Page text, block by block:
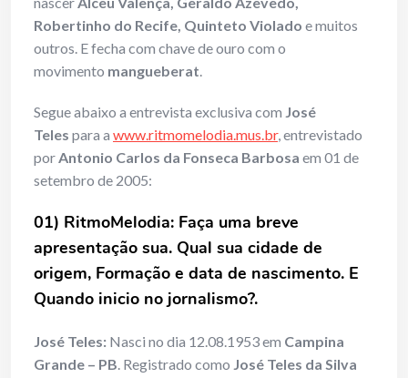
Robertinho do Recife, Quinteto Violado e muitos
outros. E fecha com chave de ouro com o
movimento mangueberat.
Segue abaixo a entrevista exclusiva com José
Teles para a www.ritmomelodia.mus.br, entrevistado
porAntonio Carlos da Fonseca Barbosa em 01 de
setembro de 2005:
01) RitmoMelodia: Faça uma breve
apresentação sua. Qual sua cidade de
origem, Formação e data de nascimento. E
Quando inicio no jornalismo?.
José Teles: Nasci no dia 12.08.1953 em Campina
Grande – PB. Registrado como José Teles da Silva